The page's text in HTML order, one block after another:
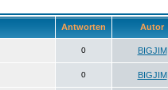
Antworten Autor
0 BIGJIM
0 BIGJIM